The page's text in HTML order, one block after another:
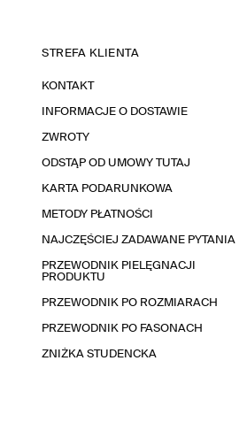
STREFA KLIENTA
KONTAKT
INFORMACJE O DOSTAWIE
ZWROTY
ODSTĄP OD UMOWY TUTAJ
KARTA PODARUNKOWA
METODY PŁATNOŚCI
NAJCZĘŚCIEJ ZADAWANE PYTANIA
PRZEWODNIK PIELĘGNACJI
PRODUKTU
PRZEWODNIK PO ROZMIARACH
PRZEWODNIK PO FASONACH
ZNIŻKA STUDENCKA